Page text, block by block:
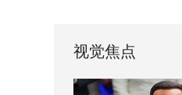
视觉焦点